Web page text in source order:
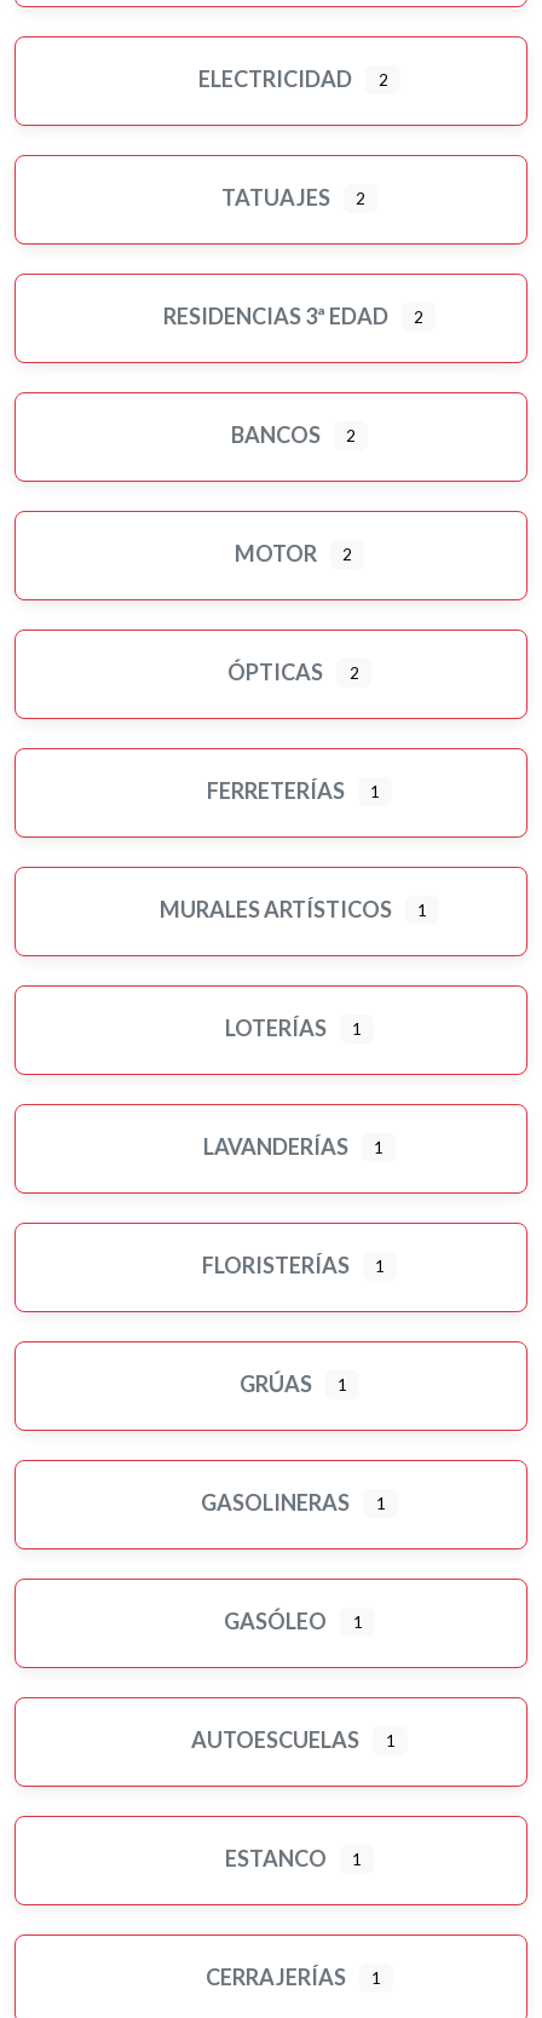
ELECTRICIDAD 2
TATUAJES 2
RESIDENCIAS 3ª EDAD 2
BANCOS 2
MOTOR 2
ÓPTICAS 2
FERRETERÍAS 1
MURALES ARTÍSTICOS 1
LOTERÍAS 1
LAVANDERÍAS 1
FLORISTERÍAS 1
GRÚAS 1
GASOLINERAS 1
GASÓLEO 1
AUTOESCUELAS 1
ESTANCO 1
CERRAJERÍAS 1